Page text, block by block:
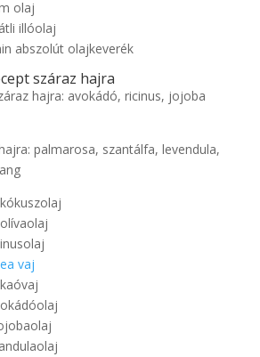
olaj
illóolaj
abszolút olajkeverék
száraz hajra
hajra: avokádó, ricinus, jojoba
palmarosa, szantálfa, levendula,
vaj